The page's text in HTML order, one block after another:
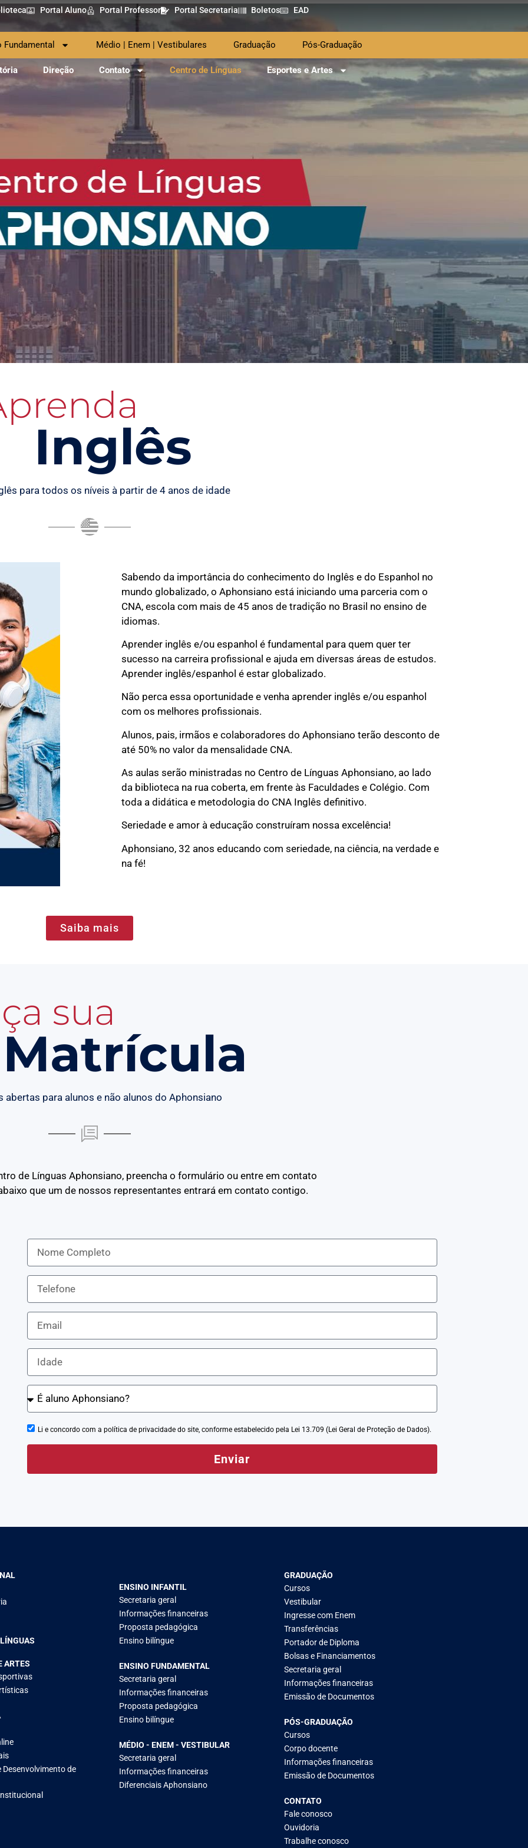
Portal Aluno Portal Professor Portal Secretaria Boletos EAD
Fundamental Médio | Enem | Vestibulares Graduação Pós-Graduação
Direção Contato Centro de Línguas Esportes e Artes
Inglês
para todos os níveis à partir de 4 anos de idade
Sabendo da importância do conhecimento do Inglês e do Espanhol no
mundo globalizado, o Aphonsiano está iniciando uma parceria com o
CNA, escola com mais de 45 anos de tradição no Brasil no ensino de
idiomas.
Aprender inglês e/ou espanhol é fundamental para quem quer ter
sucesso na carreira profissional e ajuda em diversas áreas de estudos.
Aprender inglês/espanhol é estar globalizado.
Não perca essa oportunidade e venha aprender inglês e/ou espanhol
com os melhores profissionais.
Alunos, pais, irmãos e colaboradores do Aphonsiano terão desconto de
até 50% no valor da mensalidade CNA.
As aulas serão ministradas no Centro de Línguas Aphonsiano, ao lado
da biblioteca na rua coberta, em frente às Faculdades e Colégio. Com
toda a didática e metodologia do CNA Inglês definitivo.
Seriedade e amor à educação construíram nossa excelência!
Aphonsiano, 32 anos educando com seriedade, na ciência, na verdade e
na fé!
Saiba mais
sua
Matrícula
abertas para alunos e não alunos do Aphonsiano
de Línguas Aphonsiano, preencha o formulário ou entre em contato
que um de nossos representantes entrará em contato contigo.
Li e concordo com a política de privacidade do site, conforme estabelecido pela Lei 13.709 (Lei Geral de Proteção de Dados).
Enviar
ARTES
Desenvolvimento de
ENSINO INFANTIL
Secretaria geral
Informações financeiras
Proposta pedagógica
Ensino bilíngue
ENSINO FUNDAMENTAL
Secretaria geral
Informações financeiras
Proposta pedagógica
Ensino bilíngue
MÉDIO - ENEM - VESTIBULAR
Secretaria geral
Informações financeiras
Diferenciais Aphonsiano
GRADUAÇÃO
Cursos
Vestibular
Ingresse com Enem
Transferências
Portador de Diploma
Bolsas e Financiamentos
Secretaria geral
Informações financeiras
Emissão de Documentos
PÓS-GRADUAÇÃO
Cursos
Corpo docente
Informações financeiras
Emissão de Documentos
CONTATO
Fale conosco
Ouvidoria
Trabalhe conosco